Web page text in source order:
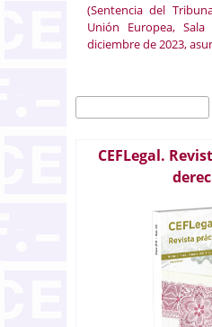
(Sentencia del
Unión Europea,
diciembre de 2023,
Formulario de
Buscar
CEFLegal.